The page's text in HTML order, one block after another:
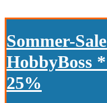
Sommer-
HobbyBoss
25%